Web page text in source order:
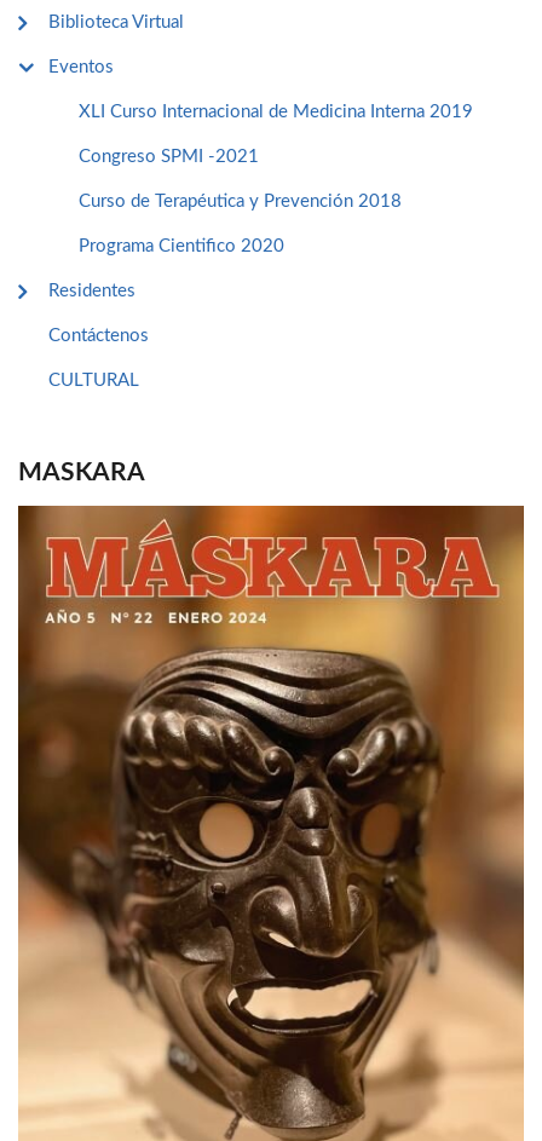
Biblioteca Virtual
Eventos
XLI Curso Internacional de Medicina Interna 2019
Congreso SPMI -2021
Curso de Terapéutica y Prevención 2018
Programa Cientifico 2020
Residentes
Contáctenos
CULTURAL
MASKARA